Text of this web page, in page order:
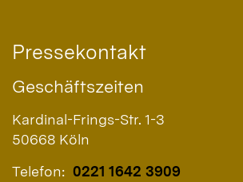
Pressekontakt
Geschäftszeiten
Kardinal-Frings-Str. 1-3
50668 Köln
Telefon: 0221 1642 3909